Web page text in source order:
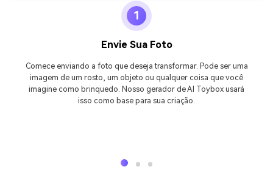
1
Envie Sua Foto
Comece enviando a foto que deseja transformar. Pode ser uma
imagem de um rosto, um objeto ou qualquer coisa que você
imagine como brinquedo. Nosso gerador de AI Toybox usará
isso como base para sua criação.